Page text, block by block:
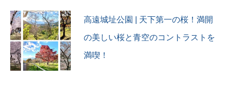
高遠城址公園 | 天下第一の桜！満開
の美しい桜と青空のコントラストを
満喫！